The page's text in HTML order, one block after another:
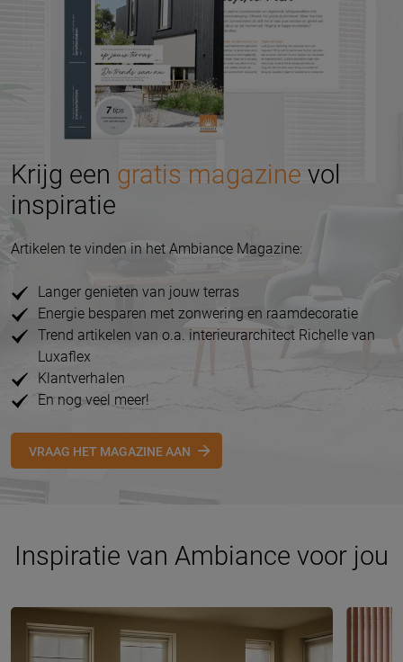
Krijg een gratis magazine vol
inspiratie
Artikelen te vinden in het Ambiance Magazine:
Langer genieten van jouw terras
Energie besparen met zonwering en raamdecoratie
Trend artikelen van o.a. interieurarchitect Richelle van
Luxaflex
Klantverhalen
En nog veel meer!
VRAAG HET MAGAZINE AAN
Inspiratie van Ambiance voor jou